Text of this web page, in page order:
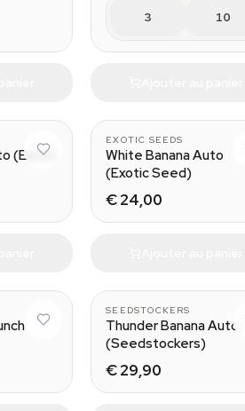
3 10
(Exotic
EXOTIC SEEDS
White Banana Auto
(Exotic Seed)
€ 24,00
SEEDSTOCKERS
Thunder Banana Auto
(Seedstockers)
€ 29,90